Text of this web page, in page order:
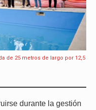
de 25 metros de largo por 12,5
durante la gestión